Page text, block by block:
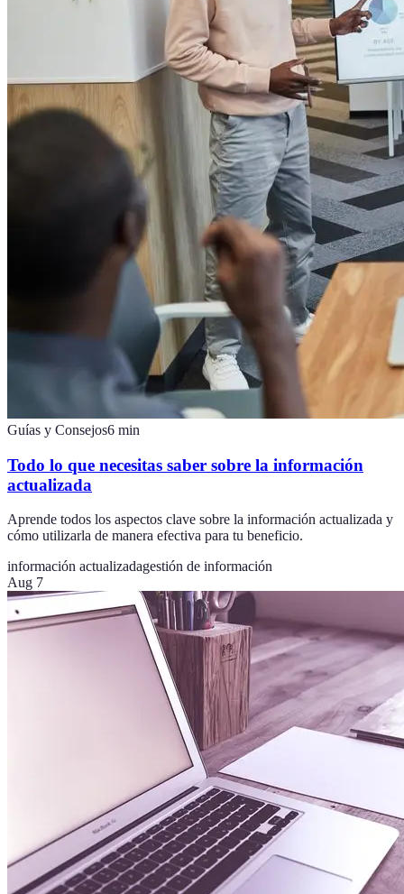
Guías y Consejos6 min
Todo lo que necesitas saber sobre la información
actualizada
Aprende todos los aspectos clave sobre la información actualizada y
cómo utilizarla de manera efectiva para tu beneficio.
información actualizadagestión de información
Aug 7